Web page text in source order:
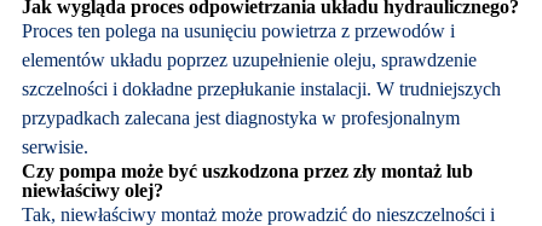
Jak wygląda proces odpowietrzania układu hydraulicznego?
Proces ten polega na usunięciu powietrza z przewodów i
elementów układu poprzez uzupełnienie oleju, sprawdzenie
szczelności i dokładne przepłukanie instalacji. W trudniejszych
przypadkach zalecana jest diagnostyka w profesjonalnym
serwisie.
Czy pompa może być uszkodzona przez zły montaż lub
niewłaściwy olej?
Tak, niewłaściwy montaż może prowadzić do nieszczelności i